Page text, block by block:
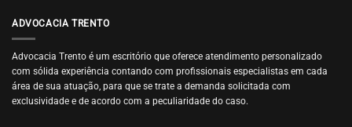
ADVOCACIA TRENTO
Advocacia Trento é um escritório que oferece atendimento personalizado
com sólida experiência contando com profissionais especialistas em cada
área de sua atuação, para que se trate a demanda solicitada com
exclusividade e de acordo com a peculiaridade do caso.